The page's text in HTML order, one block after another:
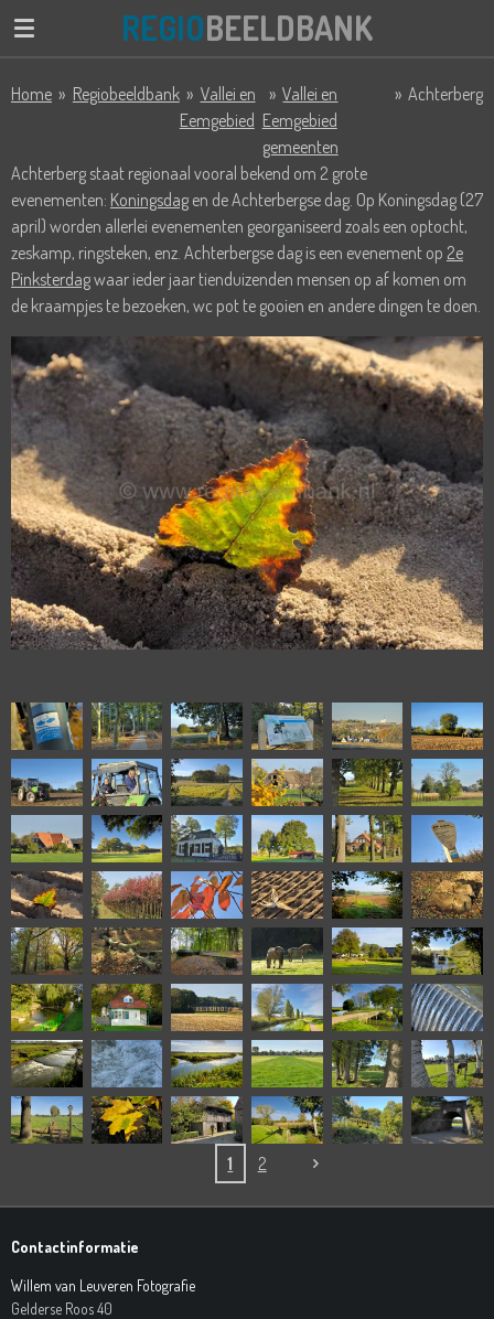
Ga
de
REGIOBEELDBANK
Home » Regiobeeldbank » Vallei en
Eemgebied
» Vallei en
Eemgebied
gemeenten
» Achterberg
Achterberg staat regionaal vooral bekend om 2 grote
evenementen: Koningsdag en de Achterbergse dag. Op Koningsdag (27
april) worden allerlei evenementen georganiseerd zoals een optocht,
zeskamp, ringsteken, enz. Achterbergse dag is een evenement op 2e
Pinksterdagwaar ieder jaar tienduizenden mensen op af komen om
de kraampjes te bezoeken, wc pot te gooien en andere dingen te doen.
1 2
Contactinformatie
Willem van Leuveren Fotografie
Gelderse Roos 40